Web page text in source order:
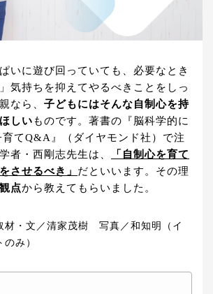
いに遊び回っていても、必要なとき
気持ちを抑えてやるべきことをしっ
なら、 子どもにはそんな自制心を持
しいものです。著書の『脳科学的に
てQ&A』（ダイヤモンド社）で注
者・西剛志先生は、
「自制心を育て
させるべき」 だといいます。その理
点から教えてもらいました。
・文／清家茂樹 写真／和知明（イ
み）